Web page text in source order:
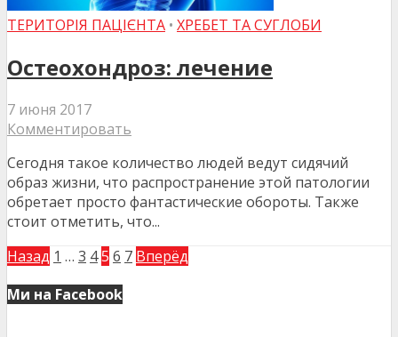
ТЕРИТОРІЯ ПАЦІЄНТА • ХРЕБЕТ ТА СУГЛОБИ
Остеохондроз: лечение
7 июня 2017
Комментировать
Сегодня такое количество людей ведут сидячий
образ жизни, что распространение этой патологии
обретает просто фантастические обороты. Также
стоит отметить, что...
Назад 1 … 3 45 6 7 Вперёд
Ми на Facebook